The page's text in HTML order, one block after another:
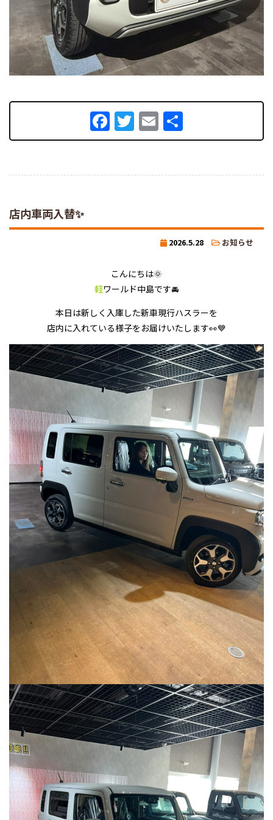
Facebook
Twitter
Email
有
店内車両入替✨
2026.5.28 お知らせ
こんにちは🌞
軽ワールド中島です🚘
本日は新しく入庫した新車現行ハスラーを
店内に入れている様子をお届けいたします👀💙